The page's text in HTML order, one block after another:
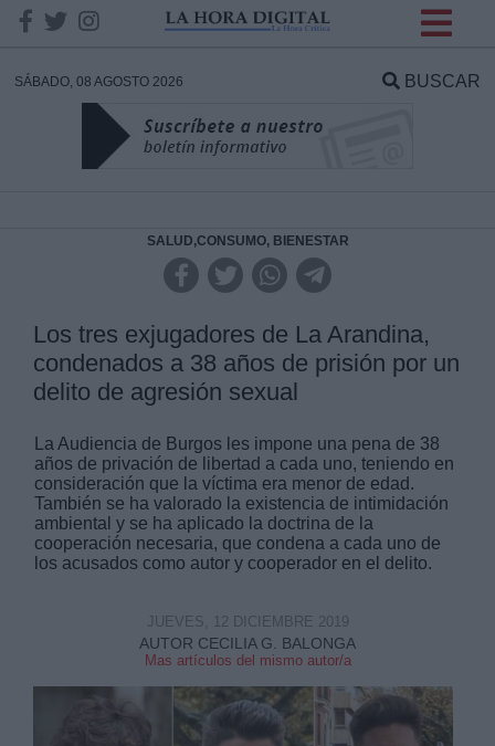
SÁBADO, 08 AGOSTO 2026 BUSCAR
SALUD,CONSUMO, BIENESTAR
Los tres exjugadores de La Arandina,
condenados a 38 años de prisión por un
delito de agresión sexual
La Audiencia de Burgos les impone una pena de 38
años de privación de libertad a cada uno, teniendo en
consideración que la víctima era menor de edad.
También se ha valorado la existencia de intimidación
ambiental y se ha aplicado la doctrina de la
cooperación necesaria, que condena a cada uno de
los acusados como autor y cooperador en el delito.
AUTOR CECILIA G. BALONGA
Mas artículos del mismo autor/a
JUEVES, 12 DICIEMBRE 2019
DATOS
Responsable:
Legitimación:
Destinatarios:
link
Información adicional